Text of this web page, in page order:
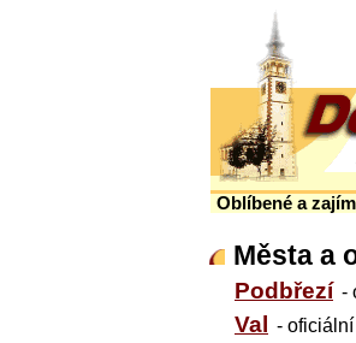
Oblíbené a
Města a
Podbřezí -
Val -